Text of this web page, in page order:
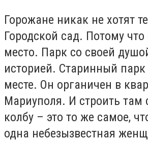
Горожане никак не хотят
Городской сад. Потому что
место. Парк со своей
историей. Старинный
месте. Он органичен в
Мариуполя. И строить там
колбу – это то же самое,
одна небезызвестная